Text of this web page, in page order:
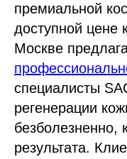
премиальной
доступной цене
Москве
специалисты
регенерации
безболезненно,
результата.